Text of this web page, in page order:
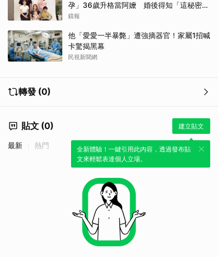
孕」36歲升格當阿嬤 婚後得知「這秘密」
傻眼了
鏡報
他「愛愛一半暴斃」遭強摘器官！家屬1招喊
卡驚揭黑幕
民視新聞網
轉發 (0)
貼文 (0) 建立貼文
全新體驗！一鍵引用此內容，透過發布貼
文來輕鬆表達個人立場。
最新 熱門